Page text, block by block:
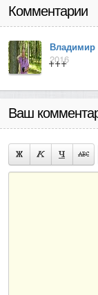
Комментарии
2016
+++
Ваш